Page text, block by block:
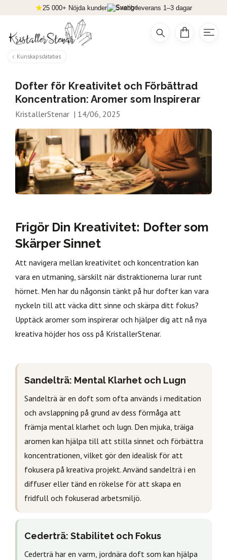
25 000+ Nöjda kunder Snabb leverans 1–3 dagar
Kunskapsdatabas
Dofter för Kreativitet och Förbättrad
Koncentration: Aromer som Inspirerar
KristallerStenar | 14/06, 2025
Frigör Din Kreativitet: Dofter som
Skärper Sinnet
Att navigera mellan kreativitet och koncentration kan
vara en utmaning, särskilt när distraktionerna lurar runt
hörnet. Men har du någonsin tänkt på hur dofter kan vara
nyckeln till att väcka ditt sinne och skärpa ditt fokus?
Upptäck aromer som inspirerar och hjälper dig att nå nya
kreativa höjder hos oss på KristallerStenar.
Sandelträ: Mental Klarhet och Lugn
Sandelträ är en doft som ofta används i meditation
och avslappning på grund av dess förmåga att
främja mental klarhet och lugn. Den mjuka, träiga
aromen kan hjälpa till att stilla sinnet och förbättra
koncentrationen, vilket gör den idealisk för att
fokusera på kreativa projekt. Använd sandelträ i en
diffuser eller tänd en rökelse för att skapa en
fridfull och fokuserad arbetsmiljö.
Cederträ: Stabilitet och Fokus
Cederträ har en varm, jordnära doft som kan hjälpa